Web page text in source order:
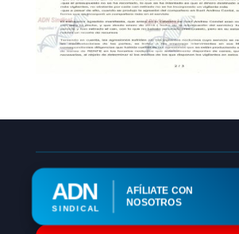
ADN
SINDICAL
AFÍLIATE CON
NOSOTROS